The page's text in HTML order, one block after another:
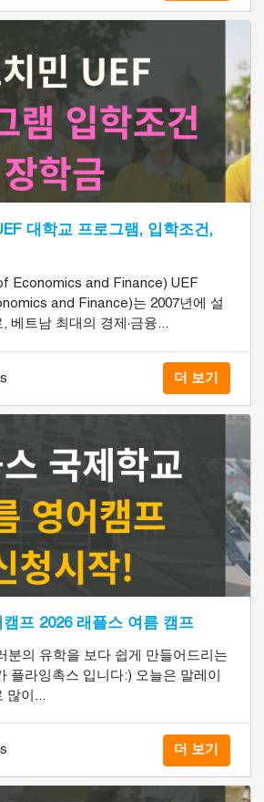
대학교 프로그램, 입학조건,
Economics and Finance) UEF
and Finance)는 2007년에 설
베트남 최대의 경제·금융...
더 보기
프 2026 래플스 여름 캠프
의 유학을 보다 쉽게 만들어드리는
플라잉촉스 입니다:) 오늘은 말레이
많이...
더 보기